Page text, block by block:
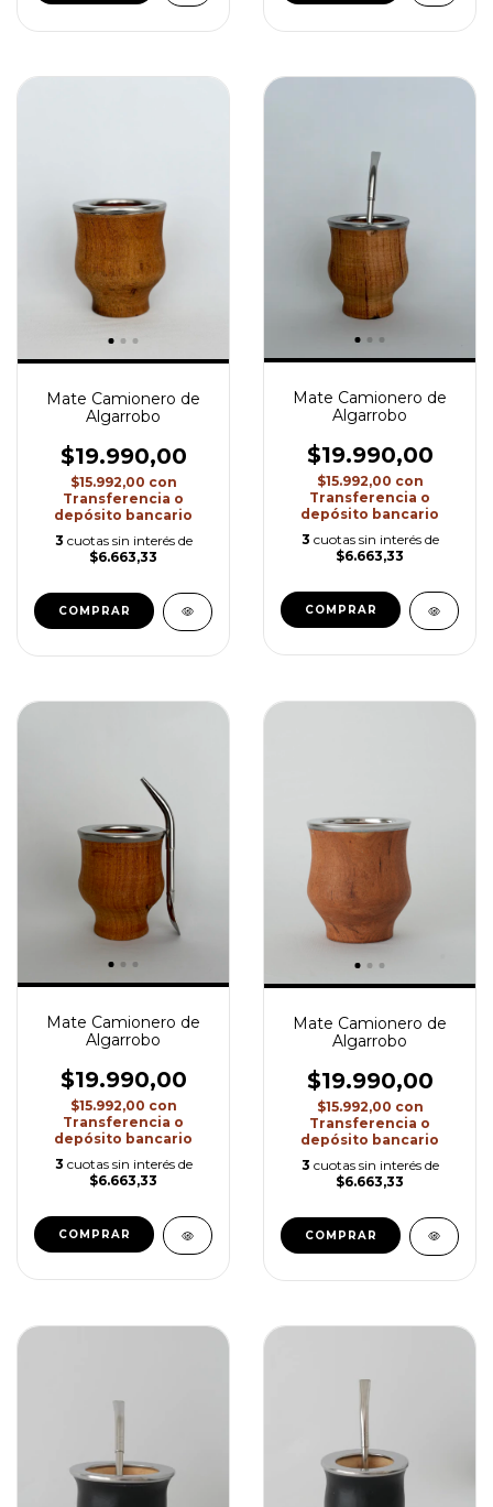
Mate Camionero de
Algarrobo
$19.990,00
$15.992,00 con
Transferencia o
depósito bancario
3 cuotas sin interés de
$6.663,33
COMPRAR
Mate Camionero de
Algarrobo
$19.990,00
$15.992,00 con
Transferencia o
depósito bancario
3 cuotas sin interés de
$6.663,33
COMPRAR
Mate Camionero de
Algarrobo
$19.990,00
$15.992,00 con
Transferencia o
depósito bancario
3 cuotas sin interés de
$6.663,33
COMPRAR
Mate Camionero de
Algarrobo
$19.990,00
$15.992,00 con
Transferencia o
depósito bancario
3 cuotas sin interés de
$6.663,33
COMPRAR